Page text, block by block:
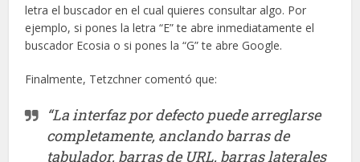
letra el buscador en el cual quieres consultar algo. Por
ejemplo, si pones la letra “E” te abre inmediatamente el
buscador Ecosia o si pones la “G” te abre Google.
Finalmente, Tetzchner comentó que:
“La interfaz por defecto puede arreglarse
completamente, anclando barras de
tabulador, barras de URL, barras laterales